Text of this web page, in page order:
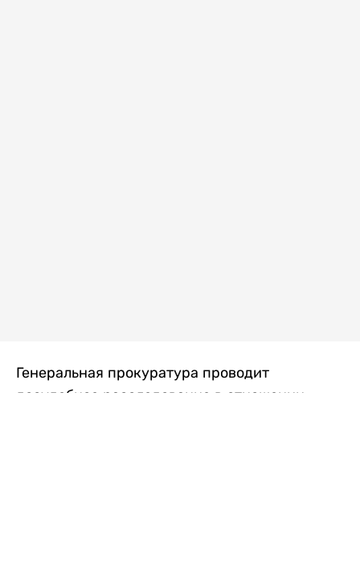
Генеральная прокуратура проводит
досудебное расследование в отношении